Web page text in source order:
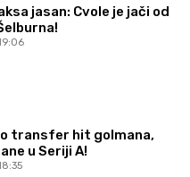
jasan: Cvole je jači od
transfer hit golmana,
u Seriji A!